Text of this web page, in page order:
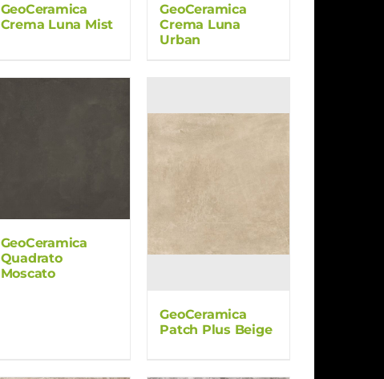
GeoCeramica
Crema Luna Mist
GeoCeramica
Crema Luna
Urban
GeoCeramica
Quadrato
Moscato
GeoCeramica
Patch Plus Beige